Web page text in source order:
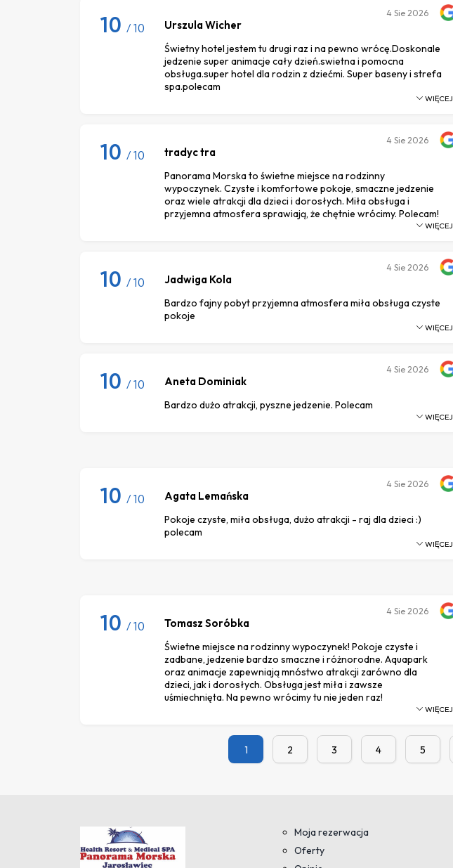
10 / 10 Urszula Wicher
Świetny hotel jestem tu drugi raz i na pewno wrócę.Doskonale
jedzenie super animacje cały dzień.swietna i pomocna
obsługa.super hotel dla rodzin z dziećmi. Super baseny i strefa
spa.polecam
4 Sie 2026
WIĘCEJ
10 / 10 tradyc tra
Panorama Morska to świetne miejsce na rodzinny
wypoczynek. Czyste i komfortowe pokoje, smaczne jedzenie
oraz wiele atrakcji dla dzieci i dorosłych. Miła obsługa i
przyjemna atmosfera sprawiają, że chętnie wrócimy. Polecam!
4 Sie 2026
WIĘCEJ
10 / 10 Jadwiga Kola
Bardzo fajny pobyt przyjemna atmosfera miła obsługa czyste
pokoje
4 Sie 2026
WIĘCEJ
10 / 10 Aneta Dominiak
Bardzo dużo atrakcji, pyszne jedzenie. Polecam
4 Sie 2026
WIĘCEJ
10 / 10 Agata Lemańska
Pokoje czyste, miła obsługa, dużo atrakcji - raj dla dzieci :)
polecam
4 Sie 2026
WIĘCEJ
10 / 10 Tomasz Soróbka
Świetne miejsce na rodzinny wypoczynek! Pokoje czyste i
zadbane, jedzenie bardzo smaczne i różnorodne. Aquapark
oraz animacje zapewniają mnóstwo atrakcji zarówno dla
dzieci, jak i dorosłych. Obsługa jest miła i zawsze
uśmiechnięta. Na pewno wrócimy tu nie jeden raz!
4 Sie 2026
WIĘCEJ
1 2 3 4 5
Moja rezerwacja
Oferty